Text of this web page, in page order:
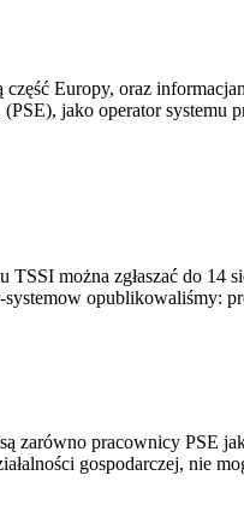
Europy, oraz
jako operator systemu
można zgłaszać do 14
systemow opublikowaliśmy:
zarówno pracownicy PSE
gospodarczej, nie